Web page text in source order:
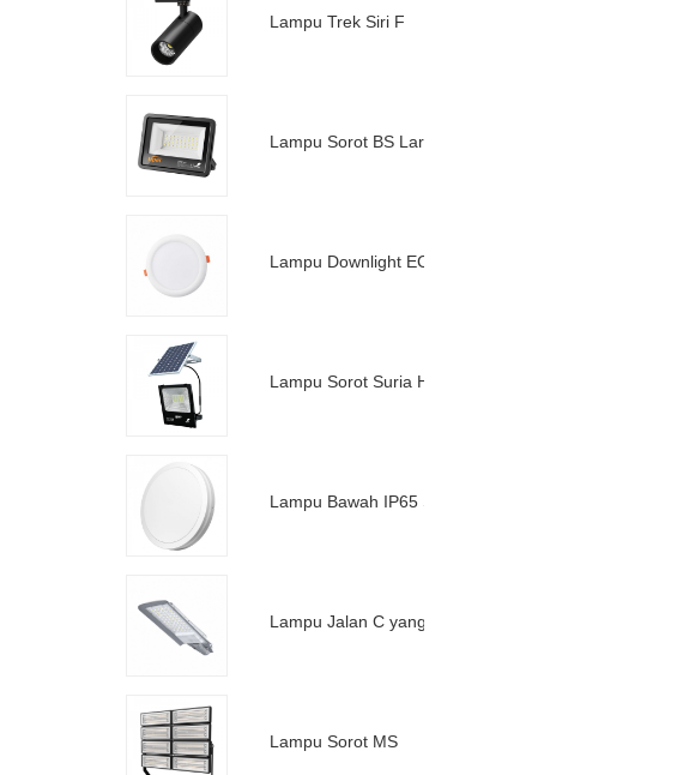
Lampu Trek Siri F
Lampu Sorot BS Laris
Lampu Sorot MS